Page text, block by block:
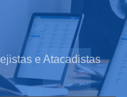
e Atacadistas